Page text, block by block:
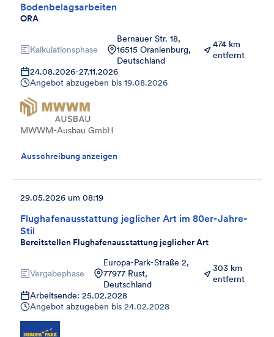
Bodenbelagsarbeiten
ORA
Kalkulationsphase
Bernauer Str. 18,
16515 Oranienburg,
Deutschland
474 km
entfernt
24.08.2026-27.11.2026
Angebot abzugeben bis 19.08.2026
MWWM-Ausbau GmbH
Ausschreibung anzeigen
Flughafenausstattung jeglicher Art im 80er-Jahre-
Stil
Bereitstellen Flughafenausstattung jeglicher Art
29.05.2026 um 08:19
Vergabephase
Europa-Park-Straße 2,
77977 Rust,
Deutschland
303 km
entfernt
Arbeitsende: 25.02.2028
Angebot abzugeben bis 24.02.2028